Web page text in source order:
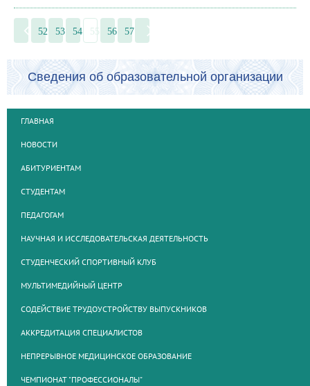
52 53 54 55 56 57
Сведения об образовательной организации
ГЛАВНАЯ
НОВОСТИ
АБИТУРИЕНТАМ
СТУДЕНТАМ
ПЕДАГОГАМ
НАУЧНАЯ И ИССЛЕДОВАТЕЛЬСКАЯ ДЕЯТЕЛЬНОСТЬ
СТУДЕНЧЕСКИЙ СПОРТИВНЫЙ КЛУБ
МУЛЬТИМЕДИЙНЫЙ ЦЕНТР
СОДЕЙСТВИЕ ТРУДОУСТРОЙСТВУ ВЫПУСКНИКОВ
АККРЕДИТАЦИЯ СПЕЦИАЛИСТОВ
НЕПРЕРЫВНОЕ МЕДИЦИНСКОЕ ОБРАЗОВАНИЕ
ЧЕМПИОНАТ "ПРОФЕССИОНАЛЫ"